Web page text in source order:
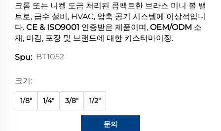
크롬 또는 니켈 도금 처리된 콤팩트한 브라스 미니 볼 밸
브로, 급수 설비, HVAC, 압축 공기 시스템에 이상적입니
다. CE & ISO9001 인증받은 제품이며, OEM/ODM 소
재, 마감, 포장 및 브랜드에 대한 커스터마이징.
Spu: BT1052
크기:
1/8" 1/4" 3/8" 1/2"
문의